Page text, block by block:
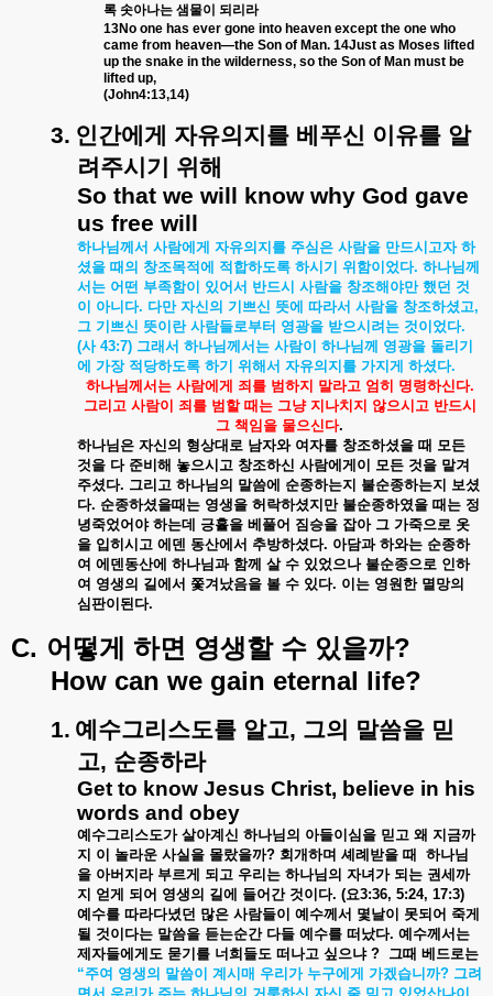
록 솟아나는 샘물이 되리라
13No one has ever gone into heaven except the one who
came from heaven—the Son of Man. 14Just as Moses lifted
up the snake in the wilderness, so the Son of Man must be
lifted up,
(John4:13,14)
3. 인간에게 자유의지를 베푸신 이유를 알
려주시기
위해
So that we will know why God gave
us free will
하나님께서 사람에게 자유의지를 주심은 사람을 만드시고자 하
셨을 때의 창조목적에 적합하도록 하시기 위함이었다. 하나님께
서는 어떤 부족함이 있어서 반드시 사람을 창조해야만 했던 것
이
아니다. 다만 자신의 기쁘신 뜻에 따라서 사람을 창조하셨고,
그 기쁘신 뜻이란 사람들로부터 영광을 받으시려는 것이었다.
(사43:7) 그래서 하나님께서는 사람이 하나님께 영광을 돌리기
에 가장 적당하도록 하기 위해서 자유의지를 가지게 하셨다.
하나님께서는 사람에게 죄를 범하지 말라고 엄히 명령하신다.
그리고 사람이 죄를 범할 때는 그냥 지나치지 않으시고 반드시
그 책임을 물으신다.
하나님은 자신의 형상대로 남자와 여자를 창조하셨을 때 모든
것을 다 준비해 놓으시고 창조하신 사람에게이 모든 것을 맡겨
주셨다. 그리고 하나님의 말씀에 순종하는지 불순종하는지
보셨
다. 순종하셨을때는 영생을 허락하셨지만 불순종하였을 때는 정
녕죽었어야 하는데 긍휼을 베풀어 짐승을 잡아 그 가죽으로 옷
을 입히시고 에덴 동산에서 추방하셨다. 아담과 하와는 순종하
여 에덴동산에 하나님과 함께 살 수 있었으나 불순종으로 인하
여 영생의 길에서 쫓겨났음을 볼 수 있다. 이는 영원한 멸망의
심판이된다.
C. 어떻게 하면 영생할 수 있을까?
How can we gain eternal life?
1. 예수그리스도를 알고, 그의 말씀을 믿
고, 순종하라
Get to know Jesus Christ, believe in his
words and obey
예수그리스도가 살아계신 하나님의 아들이심을 믿고 왜 지금까
지 이 놀라운 사실을 몰랐을까? 회개하며 셰례받을 때
하나님
을 아버지라 부르게 되고 우리는 하나님의 자녀가 되는 권세까
지 얻게 되어 영생의 길에 들어간 것이다. (요3:36, 5:24, 17:3)
예수를 따라다녔던 많은 사람들이 예수께서 몇날이 못되어 죽게
될 것이다는 말씀을 듣는순간 다들 예수를 떠났다. 예수께서는
제자들에게도 묻기를 너희들도 떠나고 싶으냐? 그때 베드로는
“주여 영생의 말씀이 계시매 우리가 누구에게 가겠습니까? 그려